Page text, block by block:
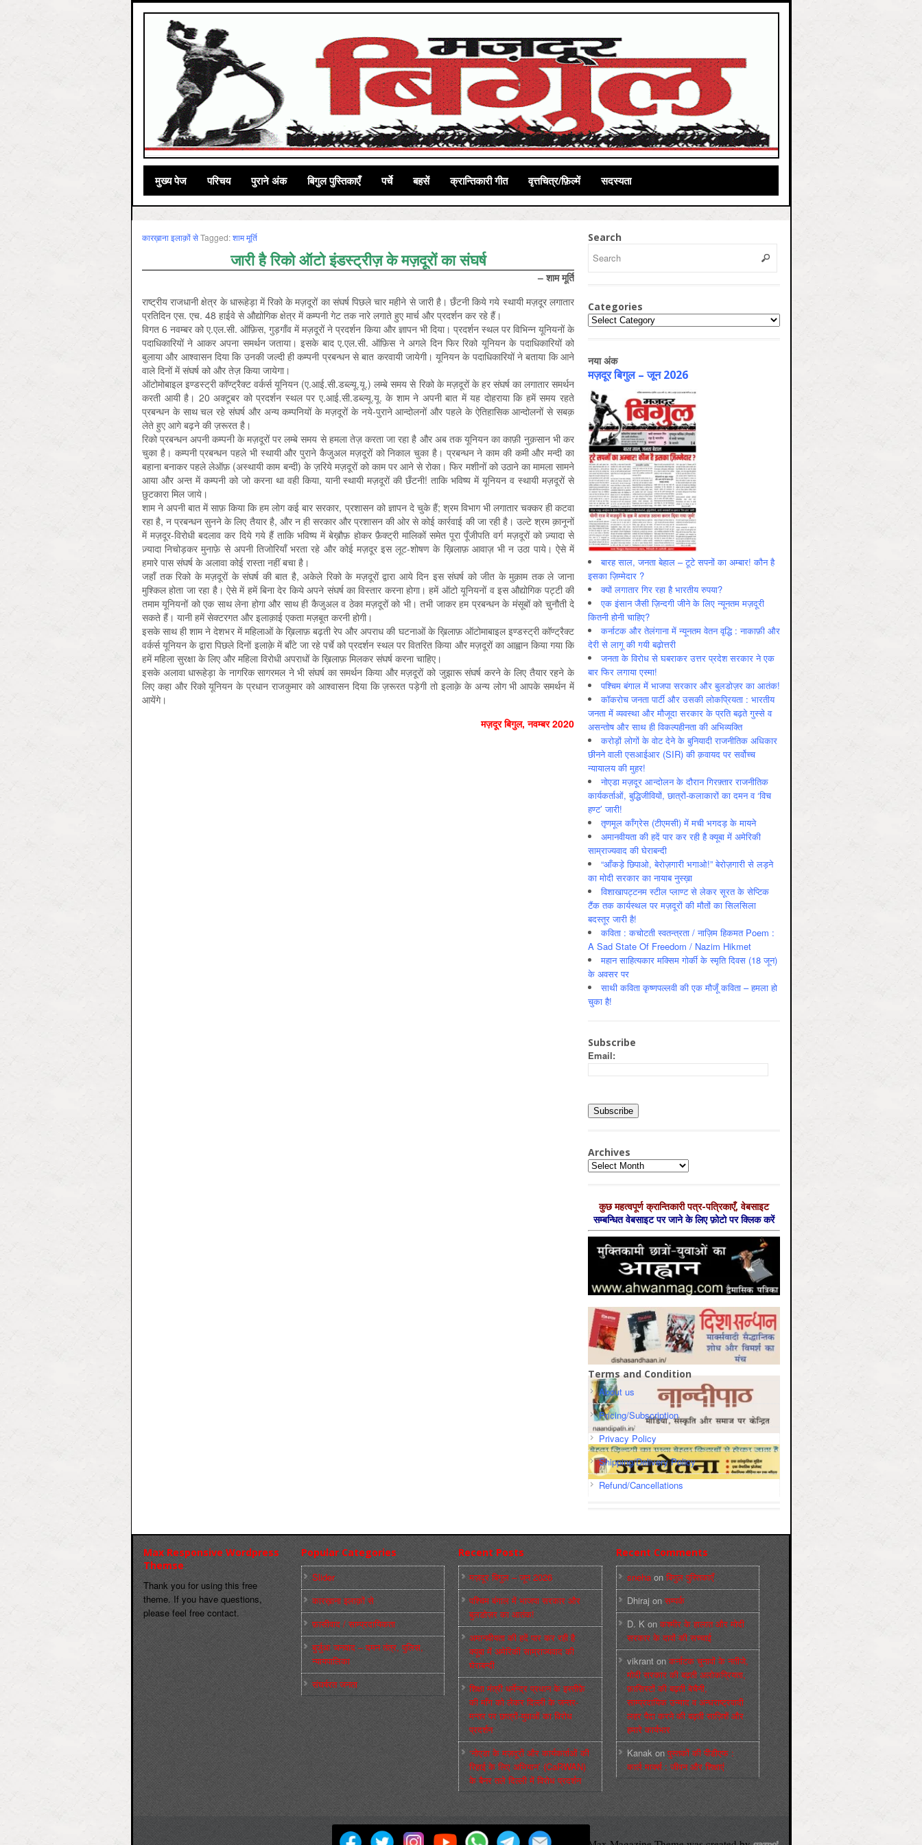
मुख्‍य पेज परिचय पुराने अंक बिगुल पुस्तिकाएँ पर्चे बहसें क्रान्तिकारी गीत वृत्तचित्र/फ़िल्में सदस्यता
कारख़ाना इलाक़ों सेTagged:शाम मूर्ति
जारी है रिको ऑटो इंडस्ट्रीज़ के मज़दूरों का संघर्ष
– शाम मूर्ति
राष्ट्रीय राजधानी क्षेत्र के धारूहेड़ा में रिको के मज़दूरों का संघर्ष पिछले चार महीने से जारी है। छँटनी किये गये स्थायी मज़दूर लगातार
प्रतिदिन एस. एच. 48 हाईवे से औद्योगिक क्षेत्र में कम्पनी गेट तक नारे लगाते हुए मार्च और प्रदर्शन कर रहे हैं।
विगत 6 नवम्बर को ए.एल.सी. ऑफ़िस, गुड़गाँव में मज़दूरों ने प्रदर्शन किया और ज्ञापन भी दिया। प्रदर्शन स्थल पर विभिन्न यूनियनों के
पदाधिकारियों ने आकर अपना समर्थन जताया। इसके बाद ए.एल.सी. ऑफ़िस ने अगले दिन फिर रिको यूनियन के पदाधिकारियों को
बुलाया और आश्वासन दिया कि उनकी जल्दी ही कम्पनी प्रबन्धन से बात करवायी जायेगी। यूनियन के पदाधिकारियों ने बताया कि आने
वाले दिनों में संघर्ष को और तेज़ किया जायेगा।
ऑटोमोबाइल इण्डस्ट्री कॉण्ट्रैक्ट वर्कर्स यूनियन (ए.आई.सी.डब्ल्यू.यू.) लम्बे समय से रिको के मज़दूरों के हर संघर्ष का लगातार समर्थन
करती आयी है। 20 अक्टूबर को प्रदर्शन स्थल पर ए.आई.सी.डब्ल्यू.यू. के शाम ने अपनी बात में यह दोहराया कि हमें समय रहते
प्रबन्धन के साथ चल रहे संघर्ष और अन्य कम्पनियों के मज़दूरों के नये-पुराने आन्दोलनों और पहले के ऐतिहासिक आन्दोलनों से सबक़
लेते हुए आगे बढ़ने की ज़रूरत है।
रिको प्रबन्धन अपनी कम्पनी के मज़दूरों पर लम्बे समय से हमला तेज़ करता जा रहा है और अब तक यूनियन का काफ़ी नुक़सान भी कर
चुका है। कम्पनी प्रबन्धन पहले भी स्थायी और पुराने कैजुअल मज़दूरों को निकाल चुका है। प्रबन्धन ने काम की कमी और मन्दी का
बहाना बनाकर पहले लेऑफ़ (अस्थायी काम बन्दी) के ज़रिये मज़दूरों को काम पर आने से रोका। फिर मशीनों को उठाने का मामला सामने
आया और अन्त में कम्पनी को जो करना था वही किया, यानी स्थायी मज़दूरों की छँटनी! ताकि भविष्य में यूनियन व स्थायी मज़दूरों से
छुटकारा मिल जाये।
शाम ने अपनी बात में साफ़ किया कि हम लोग कई बार सरकार, प्रशासन को ज्ञापन दे चुके हैं; श्रम विभाग भी लगातार चक्कर ही कटवा
रहा है, न प्रबन्धन सुनने के लिए तैयार है, और न ही सरकार और प्रशासन की ओर से कोई कार्रवाई की जा रही है। उल्टे श्रम क़ानूनों
में मज़दूर-विरोधी बदलाव कर दिये गये हैं ताकि भविष्य में बेख़ौफ़ होकर फ़ैक्ट्री मालिकों समेत पूरा पूँजीपति वर्ग मज़दूरों को ज़्यादा से
ज़्यादा निचोड़कर मुनाफ़े से अपनी तिजोरियाँ भरता रहे और कोई मज़दूर इस लूट-शोषण के ख़िलाफ़ आवाज़ भी न उठा पाये। ऐसे में
हमारे पास संघर्ष के अलावा कोई रास्ता नहीं बचा है।
जहाँ तक रिको के मज़दूरों के संघर्ष की बात है, अकेले रिको के मज़दूरों द्वारा आये दिन इस संघर्ष को जीत के मुक़ाम तक ले जाना
मुश्किल होता जा रहा है। ऐसे में हमें बिना देर किये अपने संघर्ष का विस्तार करना होगा। हमें ऑटो यूनियनों व इस औद्योगिक पट्टी की
तमाम यूनियनों को एक साथ लेना होगा और साथ ही कैजुअल व ठेका मज़दूरों को भी। तभी जाकर हम प्रबन्धन के मंसूबों को चुनौती दे
सकते हैं। यानी हमें सेक्टरगत और इलाक़ाई एकता मज़बूत करनी होगी।
इसके साथ ही शाम ने देशभर में महिलाओं के ख़िलाफ़ बढ़ती रेप और अपराध की घटनाओं के ख़िलाफ़ ऑटोमाबाइल इण्डस्ट्री कॉण्ट्रैक्ट
वर्कर्स यूनियन के द्वारा पिछले दिनों इलाक़े में बाँटे जा रहे पर्चे को प्रदर्शन स्थल पर वितरित किया और मज़दूरों का आह्वान किया गया कि
हमें महिला सुरक्षा के लिए और महिला विरोधी अपराधों के ख़िलाफ़ मिलकर संघर्ष करना चाहिए।
इसके अलावा धारूहेड़ा के नागरिक सागरमल ने भी संघर्ष का समर्थन किया और मज़दूरों को जुझारू संघर्ष करने के लिए तैयार रहने के
लिए कहा और रिको यूनियन के प्रधान राजकुमार को आश्वासन दिया कि ज़रूरत पड़ेगी तो इलाक़े के अन्य लोग भी आपके समर्थन में
आयेंगे।
मज़दूर बिगुल, नवम्बर 2020
Search
Categories
Categories
नया अंक
मज़दूर बिगुल – जून 2026
बारह साल, जनता बेहाल – टूटे सपनों का अम्बार! कौन है
इसका ज़िम्मेदार ?
क्यों लगातार गिर रहा है भारतीय रुपया?
एक इंसान जैसी ज़िन्दगी जीने के लिए न्यूनतम मज़दूरी
कितनी होनी चाहिए?
कर्नाटक और तेलंगाना में न्यूनतम वेतन वृद्धि : नाकाफ़ी और
देरी से लागू की गयी बढ़ोत्तरी
जनता के विरोध से घबराकर उत्तर प्रदेश सरकार ने एक
बार फिर लगाया एस्मा!
पश्चिम बंगाल में भाजपा सरकार और बुलडोज़र का आतंक!
कॉकरोच जनता पार्टी और उसकी लोकप्रियता : भारतीय
जनता में व्‍यवस्‍था और मौजूदा सरकार के प्रति बढ़ते गुस्‍से व
असन्‍तोष और साथ ही विकल्‍पहीनता की अभिव्‍यक्ति
करोड़ों लोगों के वोट देने के बुनियादी राजनीतिक अधिकार
छीनने वाली एसआईआर (SIR) की क़वायद पर सर्वोच्च
न्यायालय की मुहर!
नोएडा मज़दूर आन्दोलन के दौरान गिरफ़्तार राजनीतिक
कार्यकर्ताओं, बुद्धिजीवियों, छात्रों-कलाकारों का दमन व ‘विच
हण्ट’ जारी!
तृणमूल काँग्रेस (टीएमसी) में मची भगदड़ के मायने
अमानवीयता की हदें पार कर रही है क्यूबा में अमेरिकी
साम्राज्यवाद की घेराबन्दी
“आँकड़े छिपाओ, बेरोज़गारी भगाओ!” बेरोज़गारी से लड़ने
का मोदी सरकार का नायाब नुस्ख़ा
विशाखापट्टनम स्टील प्लाण्ट से लेकर सूरत के सेप्टिक
टैंक तक कार्यस्थल पर मज़दूरों की मौतों का सिलसिला
बदस्तूर जारी है!
कविता : कचोटती स्वतन्त्रता / नाज़िम हिकमत Poem :
A Sad State Of Freedom / Nazim Hikmet
महान साहित्यकार मक्सिम गोर्की के स्मृति दिवस (18 जून)
के अवसर पर
साथी कविता कृष्णपल्लवी की एक मौजूँ कविता – हमला हो
चुका है!
Subscribe
Email:
Archives
Archives
कुछ महत्‍वपूर्ण क्रान्तिकारी पत्र-पत्रिकाएँ, वेबसाइट
सम्‍बन्धित वेबसाइट पर जाने के लिए फ़ोटो पर क्लिक करें
Terms and Condition
About us
Pricing/Subscription
Privacy Policy
Shipping/Delivery Policy
Refund/Cancellations
Max Responsive Wordpress
Themse
Thank you for using this free
theme. If you have questions,
please feel free contact.
Popular Categories
Slider
कारख़ाना इलाक़ों से
फ़ासीवाद / साम्‍प्रदायिकता
बुर्जुआ जनवाद – दमन तंत्र, पुलिस,
न्‍यायपालिका
संघर्षरत जनता
Recent Posts
मज़दूर बिगुल – जून 2026
पश्चिम बंगाल में भाजपा सरकार और
बुलडोज़र का आतंक!
अमानवीयता की हदें पार कर रही है
क्यूबा में अमेरिकी साम्राज्यवाद की
घेराबन्दी
शिक्षा मंत्री धर्मेन्द्र प्रधान के इस्तीफ़े
की माँग को लेकर दिल्ली के जन्तर-
मन्तर पर छात्रों-युवाओं का विरोध
प्रदर्शन
‘नोएडा के मज़दूरों और कार्यकर्ताओं की
रिहाई के लिए अभियान’ (CaRWAN)
के बैनर तले दिल्ली में विरोध प्रदर्शन
Recent Comments
snehaonबिगुल पुस्तिकाएँ
Dhirajon सम्पर्क
D. Konकश्मीर के हालात और मोदी
सरकार के दावों की सच्चाई
vikrantonकर्नाटक चुनावों के नतीजे,
मोदी सरकार की बढ़ती अलोकप्रियता,
फ़ासिस्टों की बढ़ती बेचैनी,
साम्प्रदायिक उन्माद व अन्धराष्ट्रवादी
लहर पैदा करने की बढ़ती साज़िशें और
हमारे कार्यभार
Kanakonपुस्‍तकों की पीडीएफ :
कार्ल मार्क्‍स : जीवन और शिक्षाएं
मज़दूर बिगुल Powered by
WordPress